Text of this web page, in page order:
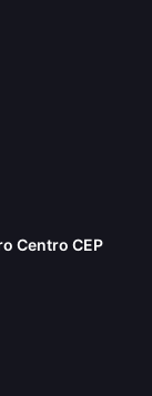
Centro CEP